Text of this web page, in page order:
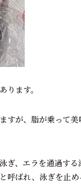
ます。
が、脂が乗って
、エラを通過す
呼ばれ、泳ぎを止